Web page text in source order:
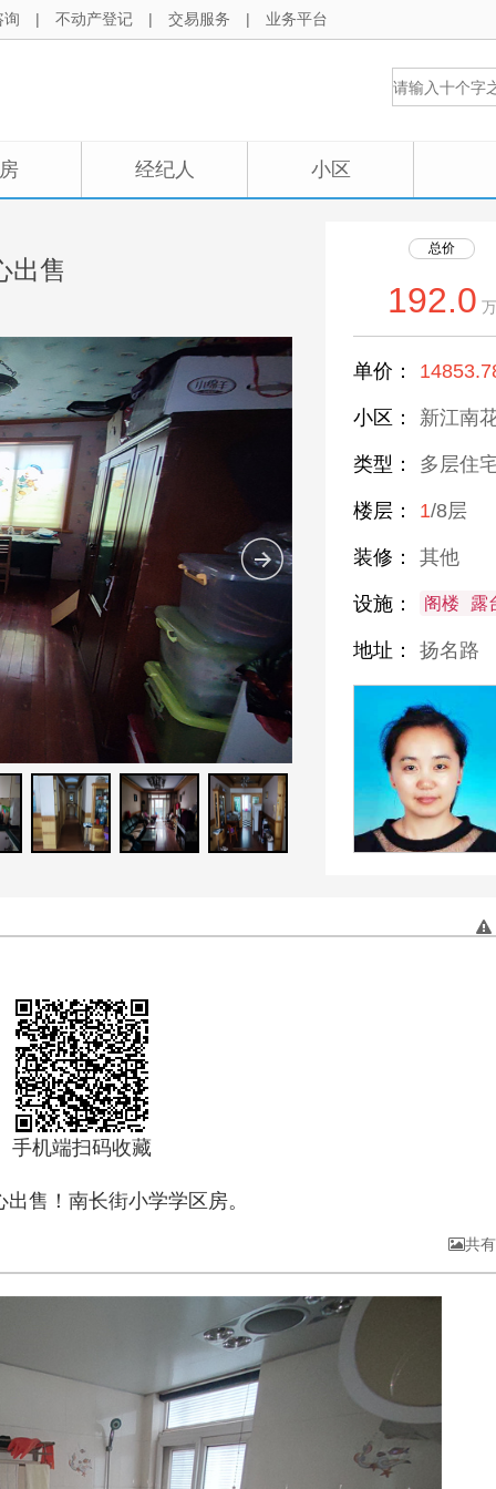
询 | 不动产登记 | 交易服务 | 业务平台
经纪人 小区
出售
总价
192.0 万
单价：
小区： 新江南
类型： 多层住
楼层： 1/8层
装修： 其他
设施： 阁楼 露
地址： 扬名路
手机端扫码收藏
售！南长街小学学区房。
共